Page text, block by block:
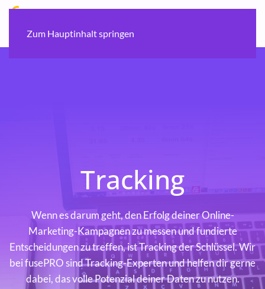
Zum Hauptinhalt springen
Tracking
Wenn es darum geht, den Erfolg deiner Online-
Marketing-Kampagnen zu messen und fundierte
Entscheidungen zu treffen, ist Tracking der Schlüssel. Wir
bei fusePRO sind Tracking-Experten und helfen dir gerne
dabei, das volle Potenzial deiner Daten zu nutzen.